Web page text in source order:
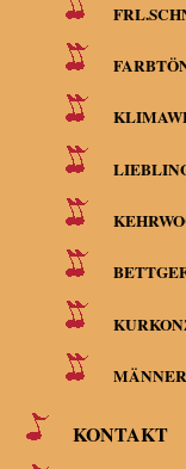
KONTAKT